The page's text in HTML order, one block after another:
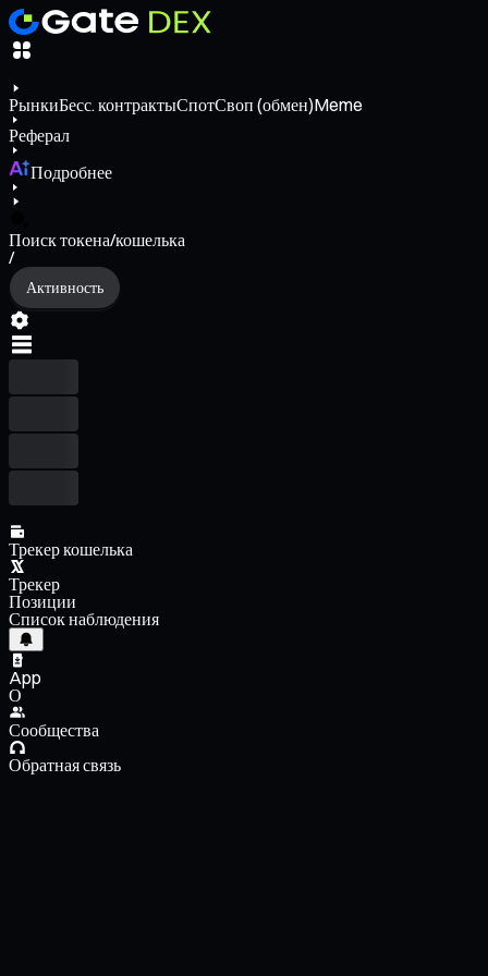
РынкиБесс. контрактыСпотСвоп (обмен)Meme
Реферал
Подробнее
Поиск токена/кошелька
/
Активность
Трекер кошелька
Трекер
Позиции
Список наблюдения
App
О
Сообщества
Обратная связь